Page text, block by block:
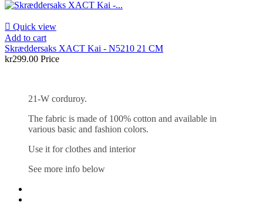
 Quick view
Add to cart
Skræddersaks XACT Kai - N5210 21 CM
kr299.00 Price
21-W corduroy.
The fabric is made of 100% cotton and available in
various basic and fashion colors.
Use it for clothes and interior
See more info below